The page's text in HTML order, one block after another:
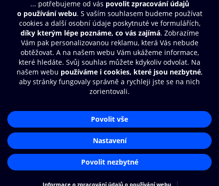
Obsah ke stažení
Moje O2 Knihovna
Další zábava
© O2 Czech Republic a.s.
Přístupnost
Zásady zpracování osobních údajů
Nastavení cookies
Aplikace O2 Knihovna
Čti a poslouchej své e-knihy a
audioknihy rychleji a pohodlněji.